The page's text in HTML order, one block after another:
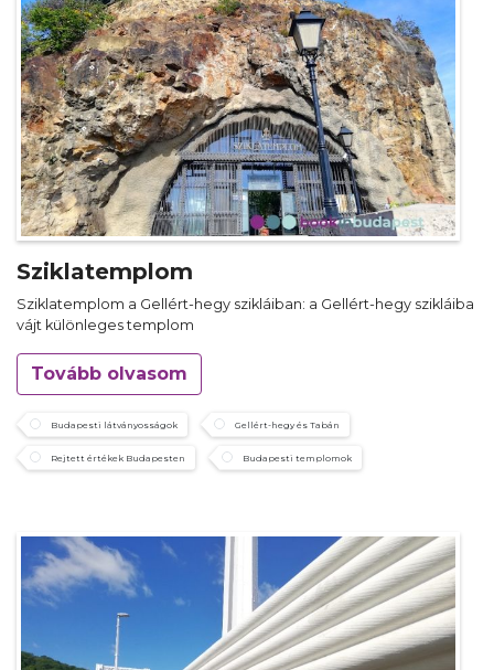
Sziklatemplom
Sziklatemplom a Gellért-hegy szikláiban: a Gellért-hegy szikláiba
vájt különleges templom
Tovább olvasom
Budapesti látványosságok Gellért-hegy és Tabán
Rejtett értékek Budapesten Budapesti templomok